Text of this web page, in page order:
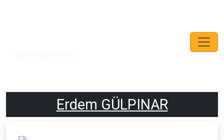
Erdem GÜLPINAR